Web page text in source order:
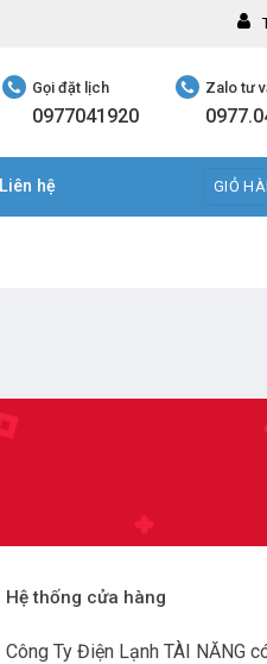
Gọi đặt lịch
0977041920
Zalo tư
Liên hệ GIỎ
Hệ thống cửa hàng
Công Ty Điện Lạnh TÀI NĂNG